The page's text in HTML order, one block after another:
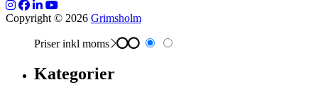
Copyright © 2026 Grimsholm
Priser inkl moms
Kategorier